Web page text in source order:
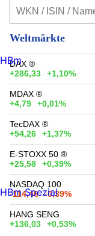
Weltmärkte
DAX ®
+286,33
+1,10%
MDAX ®
+4,79
+0,01%
TecDAX ®
+54,26
+1,37%
E-STOXX 50 ®
+25,58
+0,39%
NASDAQ 100
-114,46
-0,39%
HANG SENG
+136,03
+0,53%
HBm
HBm Spezial